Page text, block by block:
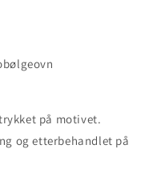
på motivet.
og etterbehandlet på